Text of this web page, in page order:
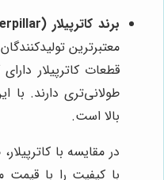
برند کاترپیلار (Caterpillar):
معتبرترین
قطعات کاترپیلار
طولانی‌تری دارند. با
بالا است.
در مقایسه با کاترپیلار،
با کیفیت را با